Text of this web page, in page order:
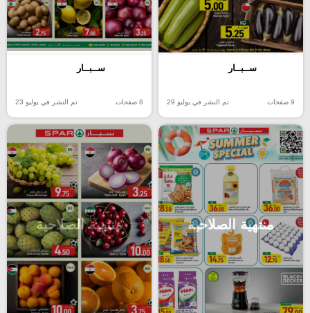
ســبــار
9 صفحات تم النشر في يوليو 29
ســبــار
8 صفحات تم النشر في يوليو 23
منتهية الصلاحية منتهية الصلاحية